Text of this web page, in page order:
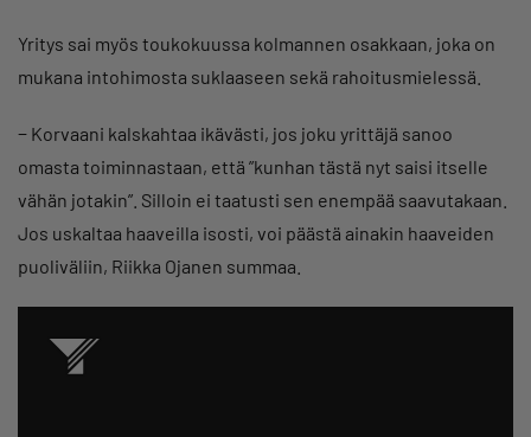
Yritys sai myös toukokuussa kolmannen osakkaan, joka on
mukana intohimosta suklaaseen sekä rahoitusmielessä.
− Korvaani kalskahtaa ikävästi, jos joku yrittäjä sanoo
omasta toiminnastaan, että ”kunhan tästä nyt saisi itselle
vähän jotakin”. Silloin ei taatusti sen enempää saavutakaan.
Jos uskaltaa haaveilla isosti, voi päästä ainakin haaveiden
puoliväliin, Riikka Ojanen summaa.